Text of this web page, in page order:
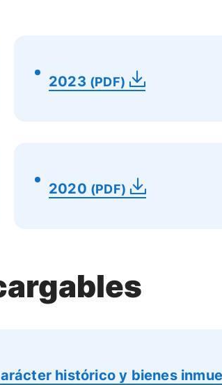
2023 (PDF)
2020 (PDF)
histórico y bienes